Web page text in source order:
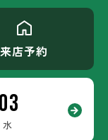
来店予約
水